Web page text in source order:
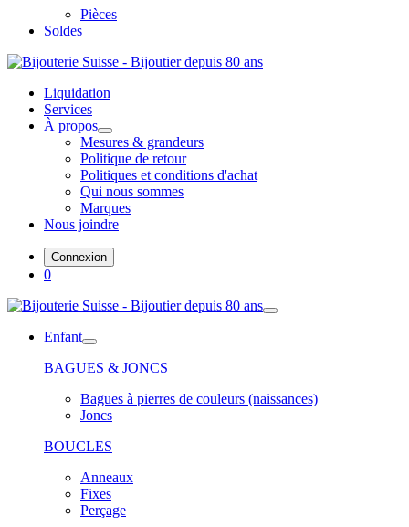
Pièces
Soldes
Liquidation
Services
À propos
Mesures & grandeurs
Politique de retour
Politiques et conditions d'achat
Qui nous sommes
Marques
Nous joindre
Connexion
0
Enfant
BAGUES & JONCS
Bagues à pierres de couleurs (naissances)
Joncs
BOUCLES
Anneaux
Fixes
Perçage